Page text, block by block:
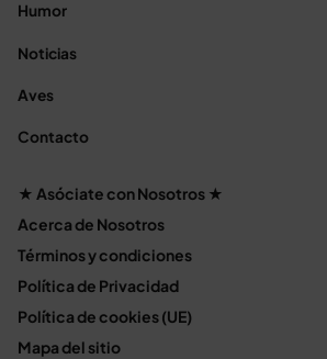
Humor
Noticias
Aves
Contacto
★ Asóciate con Nosotros ★
Acerca de Nosotros
Términos y condiciones
Política de Privacidad
Política de cookies (UE)
Mapa del sitio